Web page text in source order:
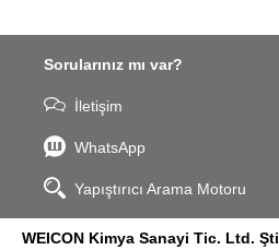
Sorularınız mı var?
İletişim
WhatsApp
Yapıştırıcı Arama Motoru
WEICON Kimya Sanayi Tic. Ltd. Şti